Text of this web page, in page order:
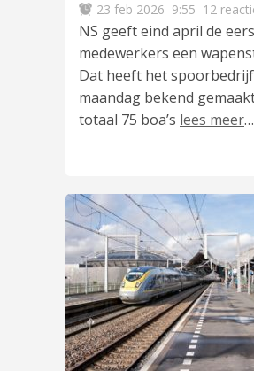
23 feb 2026 9:55 12
NS geeft eind april de
medewerkers een
Dat heeft het spoorbedrijf
maandag bekend
totaal 75 boa’s lees meer…